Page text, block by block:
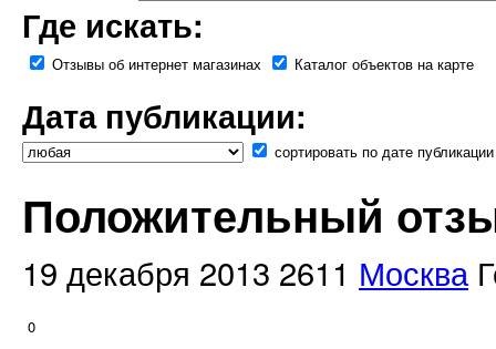
Где искать:
Отзывы об интернет магазинах Каталог объектов на карте
Дата публикации:
сортировать по дате публикации
Положительный
19 декабря 2013 2611 Москва
0